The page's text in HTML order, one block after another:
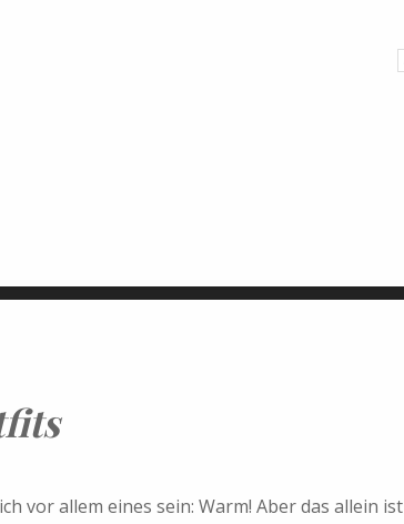
vor allem eines sein: Warm! Aber das allein ist